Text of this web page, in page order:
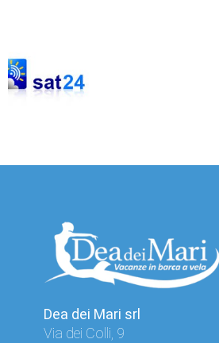
Dea dei Mari srl
Via dei Colli, 9